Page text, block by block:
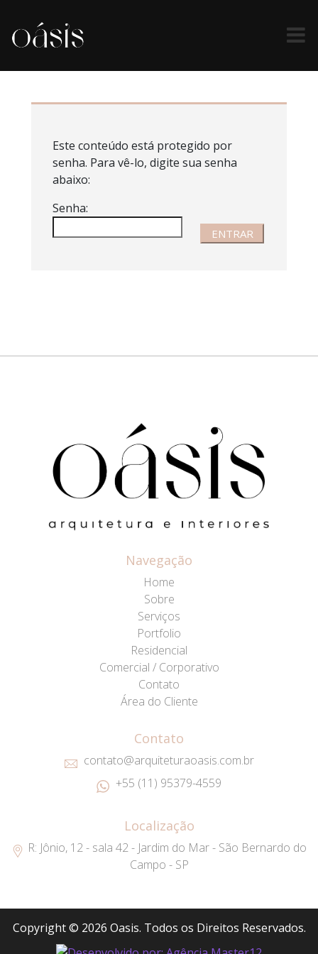
Este conteúdo está protegido por
senha. Para vê-lo, digite sua senha
abaixo:
Senha:
Navegação
Home
Sobre
Serviços
Portfolio
Residencial
Comercial / Corporativo
Contato
Área do Cliente
Contato
contato@arquiteturaoasis.com.br
+55 (11) 95379-4559
Localização
R: Jônio, 12 - sala 42 - Jardim do Mar - São Bernardo do
Campo - SP
Copyright © 2026 Oasis. Todos os Direitos Reservados.